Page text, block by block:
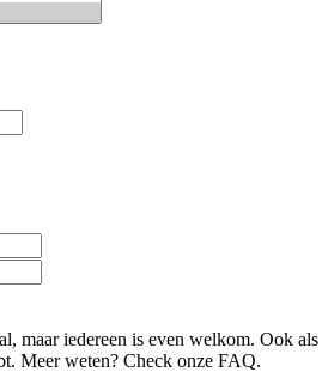
maar iedereen is even welkom. Ook als
Meer weten? Check onze FAQ.